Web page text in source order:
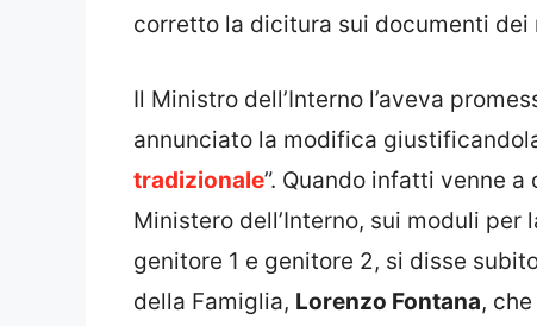
corretto la dicitura sui documenti dei
Il Ministro dell’Interno l’aveva
annunciato la modifica
tradizionale”. Quando infatti venne
Ministero dell’Interno, sui moduli
genitore 1 e genitore 2, si disse
della Famiglia, Lorenzo Fontana,